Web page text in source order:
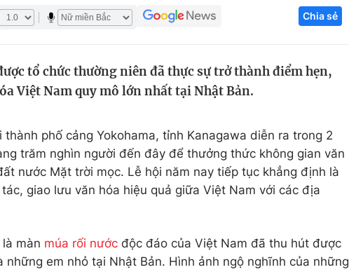
Giáo dục
Học trực tuyến
Công nghệ
Sản phẩm
Tư vấn
Chia sẻ
tổ chức thường niên đã thực sự trở thành điểm hẹn,
Việt Nam quy mô lớn nhất tại Nhật Bản.
thành phố cảng Yokohama, tỉnh Kanagawa diễn ra trong 2
trăm nghìn người đến đây để thưởng thức không gian văn
nước Mặt trời mọc. Lễ hội năm nay tiếp tục khẳng định là
giao lưu văn hóa hiệu quả giữa Việt Nam với các địa
màn múa rối nước độc đáo của Việt Nam đã thu hút được
em nhỏ tại Nhật Bản. Hình ảnh ngộ nghĩnh của những